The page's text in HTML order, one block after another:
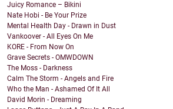
Juicy Romance – Bikini
Nate Hobi - Be Your Prize
Mental Health Day - Drawn in Dust
Vankoover - All Eyes On Me
KORE - From Now On
Grave Secrets - OMWDOWN
The Moss - Darkness
Calm The Storm - Angels and Fire
Who the Man - Ashamed Of It All
David Morin - Dreaming